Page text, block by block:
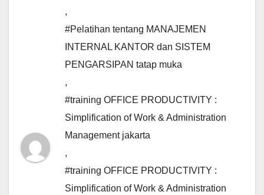
,
#Pelatihan tentang MANAJEMEN
INTERNAL KANTOR dan SISTEM
PENGARSIPAN tatap muka
,
#training OFFICE PRODUCTIVITY :
Simplification of Work & Administration
Management jakarta
,
#training OFFICE PRODUCTIVITY :
Simplification of Work & Administration